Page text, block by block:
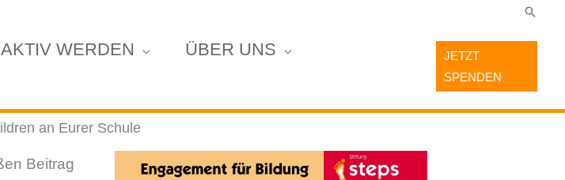
AKTIV WERDEN
ÜBER UNS
JETZT
SPENDEN
an Eurer Schule
Beitrag